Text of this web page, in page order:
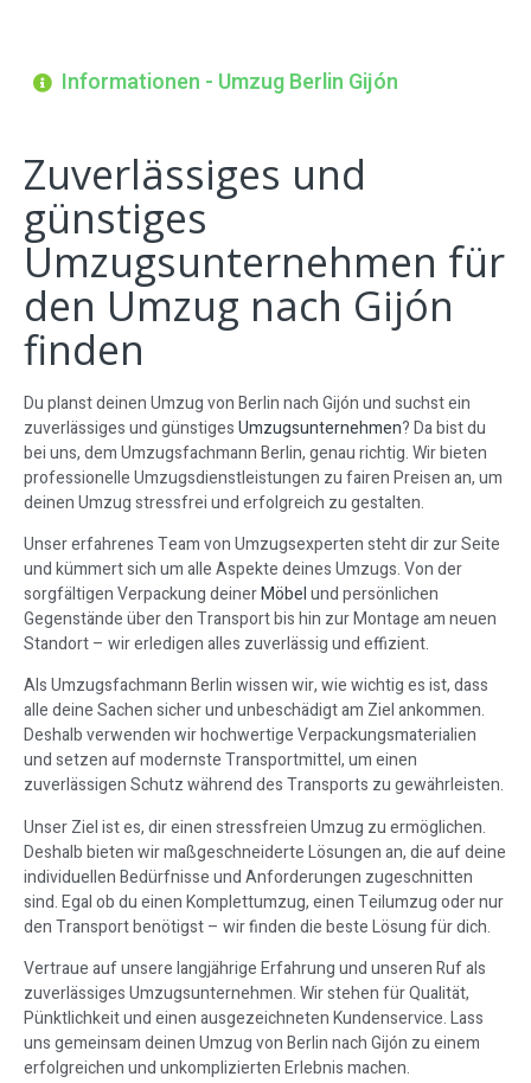
Informationen - Umzug Berlin Gijón
Zuverlässiges und
günstiges
Umzugsunternehmen für
den Umzug nach Gijón
finden
Du planst deinen Umzug von Berlin nach Gijón und suchst ein
zuverlässiges und günstigesUmzugsunternehmen? Da bist du
bei uns, dem Umzugsfachmann Berlin, genau richtig. Wir bieten
professionelle Umzugsdienstleistungen zu fairen Preisen an, um
deinen Umzug stressfrei und erfolgreich zu gestalten.
Unser erfahrenes Team von Umzugsexperten steht dir zur Seite
und kümmert sich um alle Aspekte deines Umzugs. Von der
sorgfältigen Verpackung deinerMöbelund persönlichen
Gegenstände über den Transport bis hin zur Montage am neuen
Standort – wir erledigen alles zuverlässig und effizient.
Als Umzugsfachmann Berlin wissen wir, wie wichtig es ist, dass
alle deine Sachen sicher und unbeschädigt am Ziel ankommen.
Deshalb verwenden wir hochwertige Verpackungsmaterialien
und setzen auf modernste Transportmittel, um einen
zuverlässigen Schutz während des Transports zu gewährleisten.
Unser Ziel ist es, dir einen stressfreien Umzug zu ermöglichen.
Deshalb bieten wir maßgeschneiderte Lösungen an, die auf deine
individuellen Bedürfnisse und Anforderungen zugeschnitten
sind. Egal ob du einen Komplettumzug, einen Teilumzug oder nur
den Transport benötigst – wir finden die beste Lösung für dich.
Vertraue auf unsere langjährige Erfahrung und unseren Ruf als
zuverlässiges Umzugsunternehmen. Wir stehen für Qualität,
Pünktlichkeit und einen ausgezeichneten Kundenservice. Lass
uns gemeinsam deinen Umzug von Berlin nach Gijón zu einem
erfolgreichen und unkomplizierten Erlebnis machen.